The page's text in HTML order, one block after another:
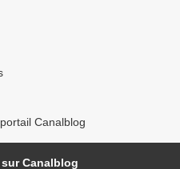
Canalblog
Canalblog